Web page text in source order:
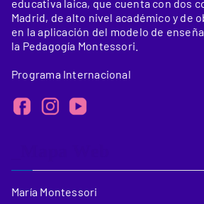
educativa laica, que cuenta con dos
Madrid, de alto nivel académico y de
en la aplicación del modelo de
la Pedagogía Montessori.
Programa Internacional
María Montessori